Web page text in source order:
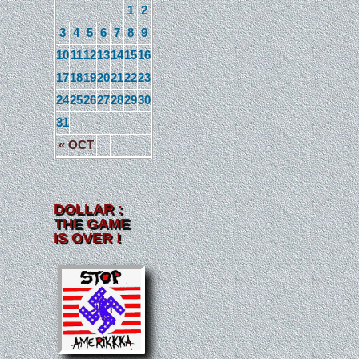
« OCT
1 2
3 4 5 6 7 8 9
10111213141516
17181920212223
24252627282930
31
DOLLAR :
THE GAME
IS OVER !